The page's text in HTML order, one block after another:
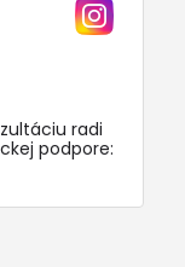
radi
podpore: